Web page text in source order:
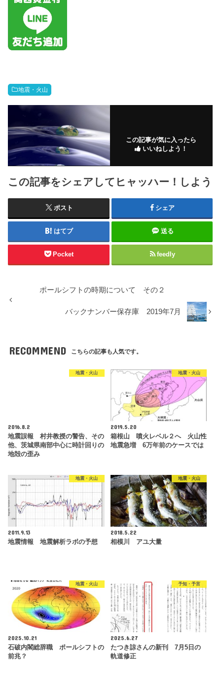
地震・火山
この記事が気に入ったら
いいねしよう！
この記事をシェアしてヒャッハー！しよう
ポスト シェア
はてブ 送る
Pocket feedly
ポールシフトの時期について その２
バックナンバー保存庫 2019年7月
RECOMMEND こちらの記事も人気です。
地震・火山
2016.8.2
地震誤報 村井教授の警告、その
他、茨城県南部中心に時計回りの
地殻の歪み
地震・火山
2019.5.20
箱根山 噴火レベル２へ 火山性
地震急増 6万年前のケースでは
地震・火山
2011.9.13
地震情報 地震解析ラボの予想
地震・火山
2018.5.22
相模川 アユ大量
地震・火山
2025.10.21
石破内閣総辞職 ポールシフトの
前兆？
予知・予言
2025.6.27
たつき諒さんの新刊 7月5日の
軌道修正